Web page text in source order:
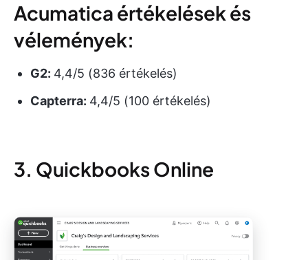
Acumatica értékelések és
vélemények:
G2: 4,4/5 (836 értékelés)
Capterra: 4,4/5 (100 értékelés)
3. Quickbooks Online